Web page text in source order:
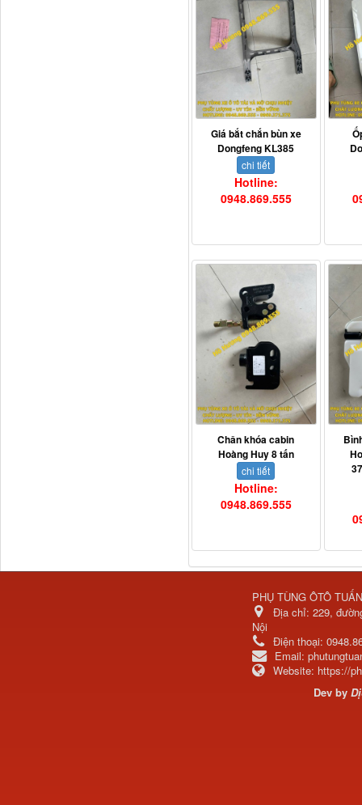
Giá bắt chắn bùn xe
Dongfeng KL385
chi tiết
Hotline:
0948.869.555
Chân khóa cabin
Hoàng Huy 8 tấn
chi tiết
Hotline:
0948.869.555
PHỤ TÙNG ÔTÔ
Địa chỉ: 229,
Nội
Điện thoại:
Email:
Website: https://
Dev by